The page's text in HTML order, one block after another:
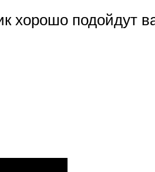
хорошо подойдут